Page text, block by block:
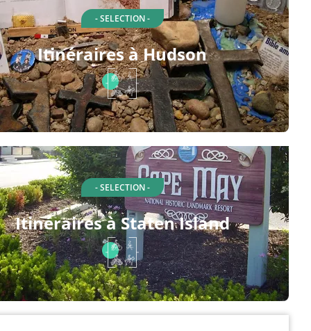
- SELECTION -
Itinéraires à Hudson
- SELECTION -
Itinéraires à Staten Island